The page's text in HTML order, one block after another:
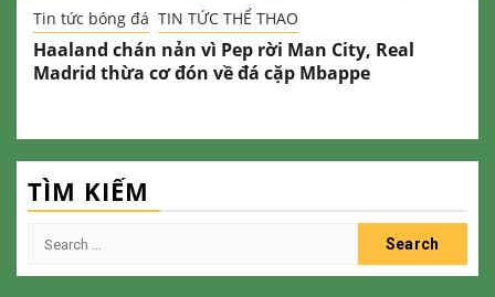
Tin tức bóng đá TIN TỨC THỂ THAO
Haaland chán nản vì Pep rời Man City, Real
Madrid thừa cơ đón về đá cặp Mbappe
TÌM KIẾM
Search